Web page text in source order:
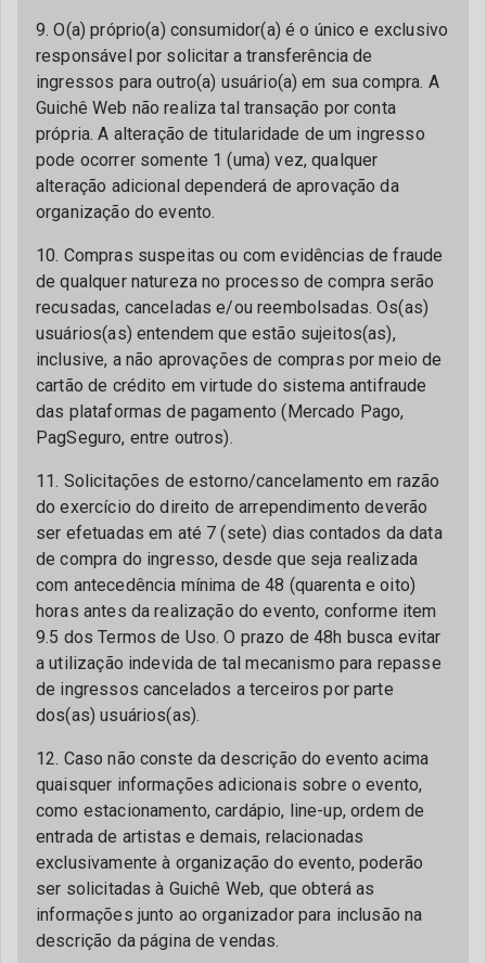
9. O(a) próprio(a) consumidor(a) é o único e exclusivo
responsável por solicitar a transferência de
ingressos para outro(a) usuário(a) em sua compra. A
Guichê Web não realiza tal transação por conta
própria. A alteração de titularidade de um ingresso
pode ocorrer somente 1 (uma) vez, qualquer
alteração adicional dependerá de aprovação da
organização do evento.
10. Compras suspeitas ou com evidências de fraude
de qualquer natureza no processo de compra serão
recusadas, canceladas e/ou reembolsadas. Os(as)
usuários(as) entendem que estão sujeitos(as),
inclusive, a não aprovações de compras por meio de
cartão de crédito em virtude do sistema antifraude
das plataformas de pagamento (Mercado Pago,
PagSeguro, entre outros).
11. Solicitações de estorno/cancelamento em razão
do exercício do direito de arrependimento deverão
ser efetuadas em até 7 (sete) dias contados da data
de compra do ingresso, desde que seja realizada
com antecedência mínima de 48 (quarenta e oito)
horas antes da realização do evento, conforme item
9.5 dos Termos de Uso. O prazo de 48h busca evitar
a utilização indevida de tal mecanismo para repasse
de ingressos cancelados a terceiros por parte
dos(as) usuários(as).
12. Caso não conste da descrição do evento acima
quaisquer informações adicionais sobre o evento,
como estacionamento, cardápio, line-up, ordem de
entrada de artistas e demais, relacionadas
exclusivamente à organização do evento, poderão
ser solicitadas à Guichê Web, que obterá as
informações junto ao organizador para inclusão na
descrição da página de vendas.